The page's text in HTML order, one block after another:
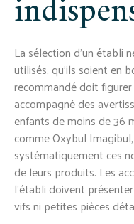
La sélection d'un établi
utilisés, qu'ils soient en
recommandé doit
accompagné des
enfants de moins de 36
comme Oxybul
systématiquement ces
de leurs produits. Les
l'établi doivent
vifs ni petites pièces